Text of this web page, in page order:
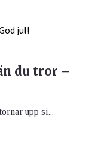
du tror –
upp si...